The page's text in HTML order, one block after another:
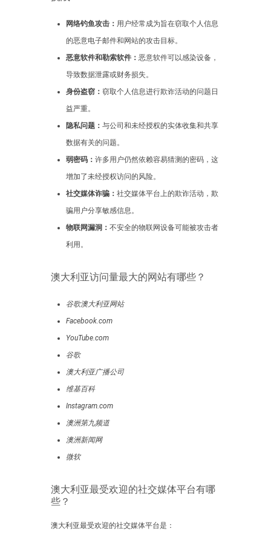
网络钓鱼攻击： 用户经常成为旨在窃取个人信息
的恶意电子邮件和网站的攻击目标。
恶意软件和勒索软件： 恶意软件可以感染设备，
导致数据泄露或财务损失。
身份盗窃： 窃取个人信息进行欺诈活动的问题日
益严重。
隐私问题： 与公司和未经授权的实体收集和共享
数据有关的问题。
弱密码： 许多用户仍然依赖容易猜测的密码，这
增加了未经授权访问的风险。
社交媒体诈骗： 社交媒体平台上的欺诈活动，欺
骗用户分享敏感信息。
物联网漏洞： 不安全的物联网设备可能被攻击者
利用。
澳大利亚访问量最大的网站有哪些？
谷歌澳大利亚网站
Facebook.com
YouTube.com
谷歌
澳大利亚广播公司
维基百科
Instagram.com
澳洲第九频道
澳洲新闻网
微软
澳大利亚最受欢迎的社交媒体平台有哪
些？
澳大利亚最受欢迎的社交媒体平台是：